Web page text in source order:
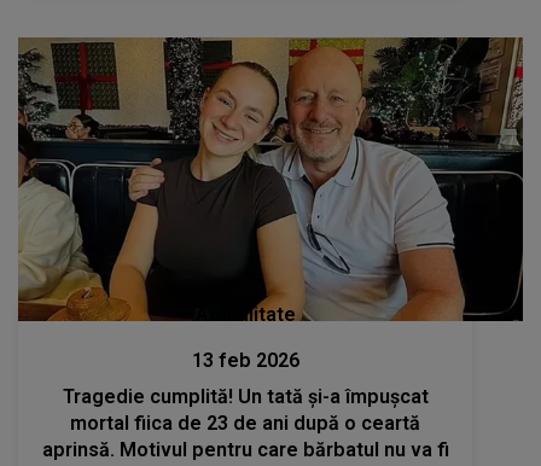
Actualitate
13 feb 2026
Tragedie cumplită! Un tată și-a împușcat
mortal fiica de 23 de ani după o ceartă
aprinsă. Motivul pentru care bărbatul nu va fi